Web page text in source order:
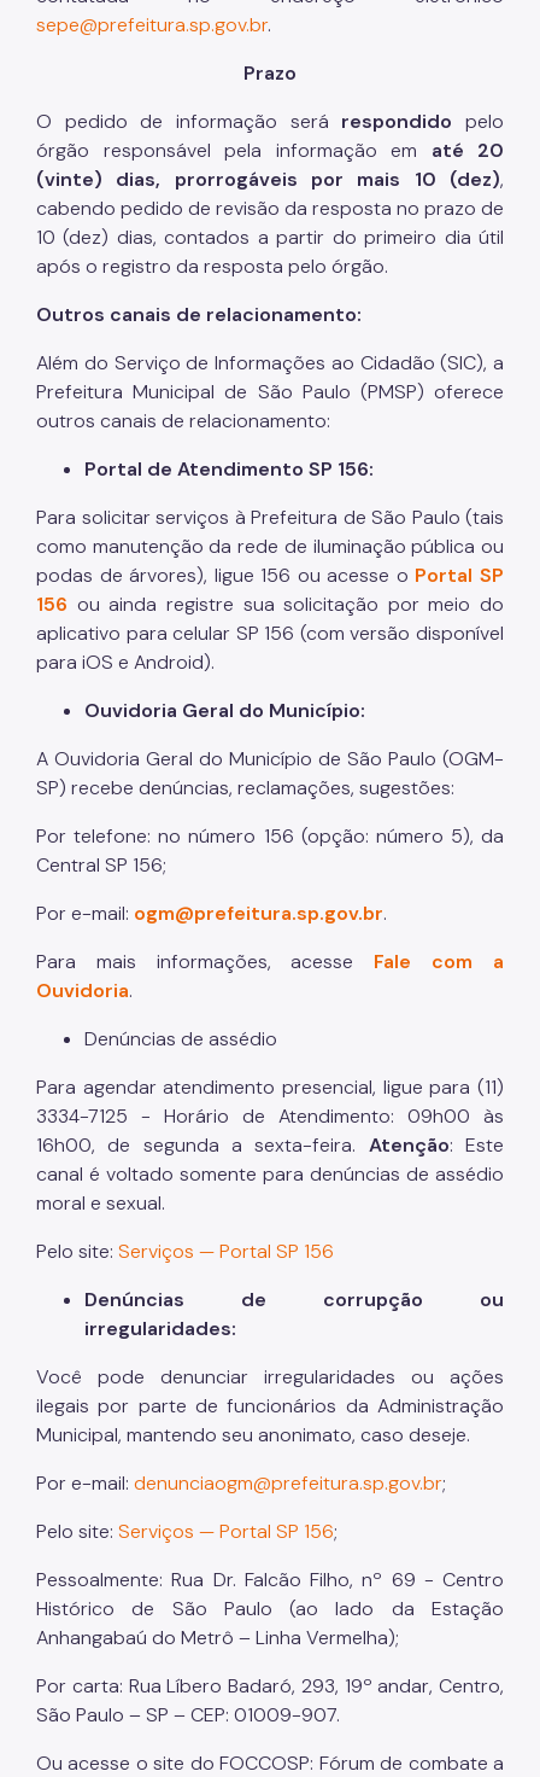
sepe@prefeitura.sp.gov.br.
Prazo
O pedido de informação será respondidopelo
órgão responsável pela informação em até 20
(vinte) dias, prorrogáveis por mais 10 (dez),
cabendo pedido de revisão da resposta no prazo de
10 (dez) dias, contados a partir do primeiro dia útil
após o registro da resposta pelo órgão.
Outros canais de relacionamento:
Além do Serviço de Informações ao Cidadão (SIC), a
Prefeitura Municipal de São Paulo (PMSP) oferece
outros canais de relacionamento:
Portal de Atendimento SP 156:
Para solicitar serviços à Prefeitura de São Paulo (tais
como manutenção da rede de iluminação pública ou
podas de árvores), ligue 156 ou acesse o Portal SP
156 ou ainda registre sua solicitação por meio do
aplicativo para celular SP 156 (com versão disponível
para iOS e Android).
Ouvidoria Geral do Município:
A Ouvidoria Geral do Município de São Paulo (OGM-
SP) recebe denúncias, reclamações, sugestões:
Por telefone: no número 156 (opção: número 5), da
Central SP 156;
Por e-mail: ogm@prefeitura.sp.gov.br.
Para mais informações, acesse Fale com a
Ouvidoria.
Denúncias de assédio
Para agendar atendimento presencial, ligue para (11)
3334-7125 - Horário de Atendimento: 09h00 às
16h00, de segunda a sexta-feira. Atenção: Este
canal é voltado somente para denúncias de assédio
moral e sexual.
Pelo site: Serviços — Portal SP 156
Denúncias de corrupção ou
irregularidades:
Você pode denunciar irregularidades ou ações
ilegais por parte de funcionários da Administração
Municipal, mantendo seu anonimato, caso deseje.
Por e-mail: denunciaogm@prefeitura.sp.gov.br;
Pelo site: Serviços — Portal SP 156;
Pessoalmente: Rua Dr. Falcão Filho, nº 69 - Centro
Histórico de São Paulo (ao lado da Estação
Anhangabaú do Metrô – Linha Vermelha);
Por carta: Rua Líbero Badaró, 293, 19º andar, Centro,
São Paulo – SP – CEP: 01009-907.
Ou acesse o site do FOCCOSP: Fórum de combate a